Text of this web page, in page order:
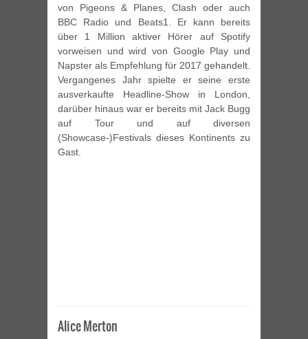
von Pigeons & Planes, Clash oder auch
BBC Radio und Beats1. Er kann bereits
über 1 Million aktiver Hörer auf Spotify
vorweisen und wird von Google Play und
Napster als Empfehlung für 2017 gehandelt.
Vergangenes Jahr spielte er seine erste
ausverkaufte Headline-Show in London,
darüber hinaus war er bereits mit Jack Bugg
auf Tour und auf diversen
(Showcase-)Festivals dieses Kontinents zu
Gast.
Alice Merton